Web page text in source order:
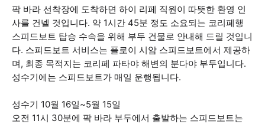
팍 바라 선착장에 도착하면 하이 리페 직원이 따뜻한 환영 인
사를 건넬 것입니다. 약 1시간 45분 정도 소요되는 코리페행
스피드보트 탑승 수속을 위해 부두 건물로 안내해 드릴 것입니
다. 스피드보트 서비스는 플로이 시암 스피드보트에서 제공하
며, 최종 목적지는 코리페 파타야 해변의 분다야 부두입니다.
성수기에는 스피드보트가 매일 운행됩니다.
성수기 10월 16일~5월 15일
오전 11시 30분에 팍 바라 부두에서 출발하는 스피드보트는